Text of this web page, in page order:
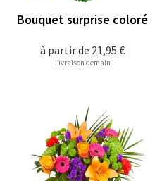
à partir de 21,95 €
Bouquet surprise coloré
Livraison demain